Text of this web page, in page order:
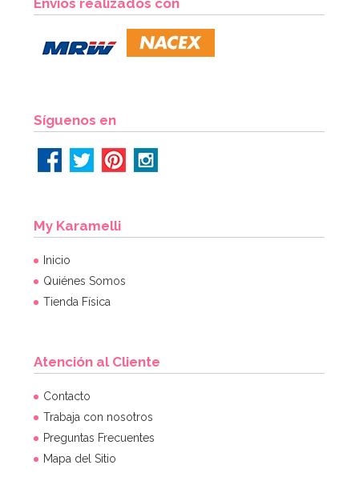
2,95€
Regalos para piñata Shimmer y Shine
17,99€
Síguenos en
My Karamelli
Inicio
Quiénes Somos
Tienda Física
Atención al Cliente
Contacto
Trabaja con nosotros
Preguntas Frecuentes
Mapa del Sitio